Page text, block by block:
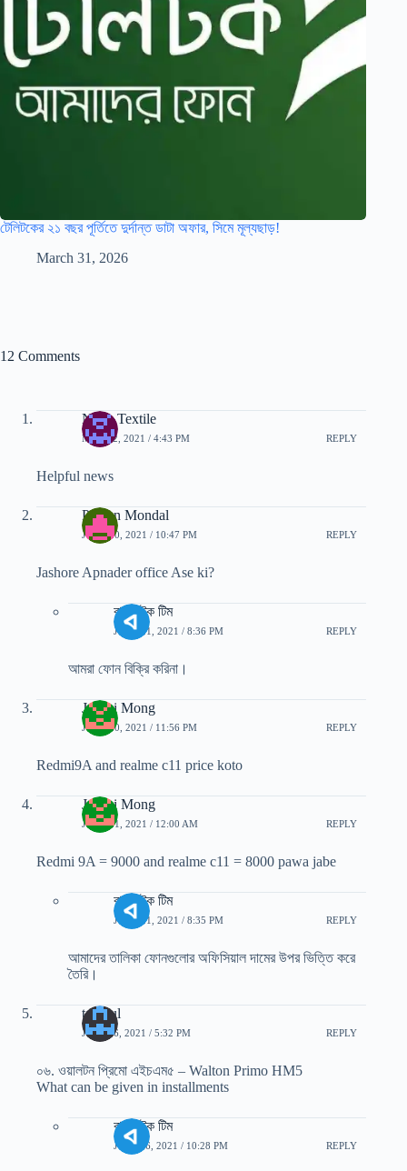
টেলিটকের ২১ বছর পূর্তিতে দুর্দান্ত ডাটা অফার, সিমে মূল্যছাড়!
March 31, 2026
12 Comments
Nano Textile
MAY 12, 2021 / 4:43 PM REPLY
Helpful news
Prosen Mondal
JUNE 20, 2021 / 10:47 PM REPLY
Jashore Apnader office Ase ki?
বাংলাটেক টিম
JUNE 21, 2021 / 8:36 PM REPLY
আমরা ফোন বিক্রি করিনা।
Joshai Mong
JUNE 20, 2021 / 11:56 PM REPLY
Redmi9A and realme c11 price koto
Joshai Mong
JUNE 21, 2021 / 12:00 AM REPLY
Redmi 9A = 9000 and realme c11 = 8000 pawa jabe
বাংলাটেক টিম
JUNE 21, 2021 / 8:35 PM REPLY
আমাদের তালিকা ফোনগুলোর অফিসিয়াল দামের উপর ভিত্তি করে
তৈরি।
tarequl
JULY 26, 2021 / 5:32 PM REPLY
০৬. ওয়ালটন প্রিমো এইচএম৫ – Walton Primo HM5
What can be given in installments
বাংলাটেক টিম
JULY 26, 2021 / 10:28 PM REPLY